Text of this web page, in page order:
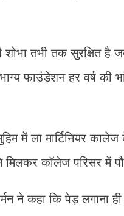
शोभा तभी तक सुरक्षित
फाउंडेशन हर वर्ष की
में ला मार्टिनियर
मिलकर कॉलेज परिसर में
ने कहा कि पेड़ लगाना